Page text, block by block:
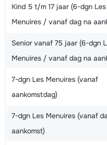
Kind 5 t/m 17 jaar (6-dgn Les
Menuires / vanaf dag na
Senior vanaf 75 jaar (6-dgn
Menuires / vanaf dag na
7-dgn Les Menuires (vanaf
aankomstdag)
7-dgn Les Menuires (vanaf
aankomst)